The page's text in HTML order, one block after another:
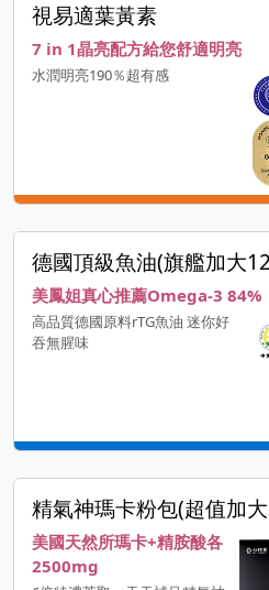
視易適葉黃素
7 in 1晶亮配方給您舒適明亮
水潤明亮190％超有感
德國頂級魚油(旗艦加大
美鳳姐真心推薦Omega-3 84%
高品質德國原料rTG魚油 迷你好
吞無腥味
精氣神瑪卡粉包(超值加
美國天然所瑪卡+精胺酸各
2500mg